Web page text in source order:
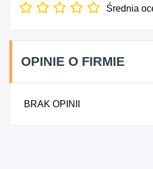
rozpoczęcia działalności
3311Z - Naprawa i
wyrobów gotowych, 3312Z -
konserwacja maszyn, 3314Z -
Instalowanie maszyn
Średnia
OPINIE O FIRMIE
BRAK OPINII